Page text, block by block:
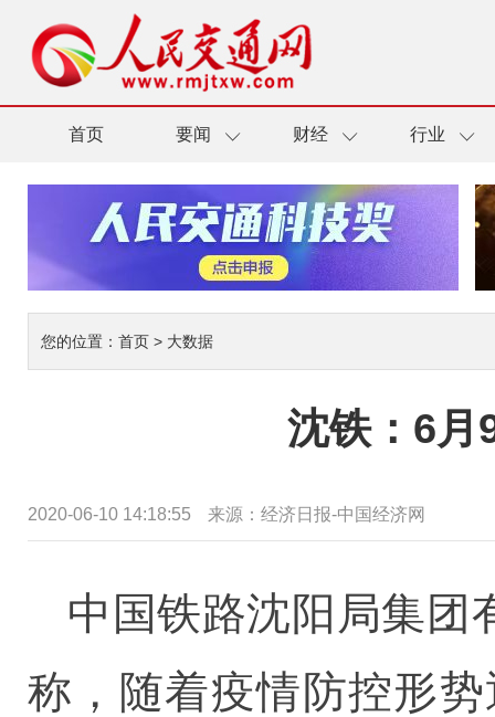
首页 要闻 财经 行业
您的位置： 首页 > 大数据
沈铁：6月
2020-06-10 14:18:55 来源：经济日报-中国经济网
中国铁路沈阳局集团
称，随着疫情防控形